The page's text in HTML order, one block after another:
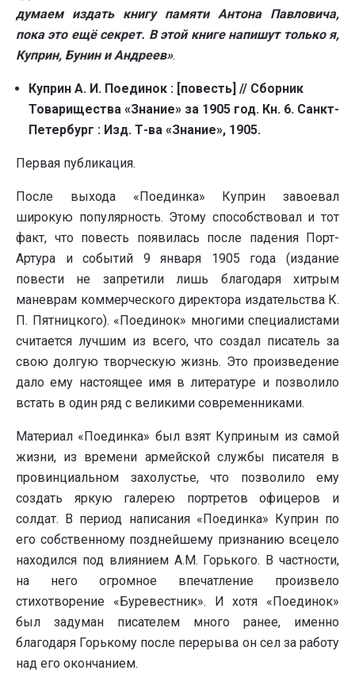
думаем издать книгу памяти Антона Павловича,
пока это ещё секрет. В этой книге напишут только я,
Куприн, Бунин и Андреев».
Куприн А. И. Поединок : [повесть] // Сборник
Товарищества «Знание» за 1905 год. Кн. 6. Санкт-
Петербург : Изд. Т-ва «Знание», 1905.
Первая публикация.
После выхода «Поединка» Куприн завоевал
широкую популярность. Этому способствовал и тот
факт, что повесть появилась после падения Порт-
Артура и событий 9 января 1905 года (издание
повести не запретили лишь благодаря хитрым
маневрам коммерческого директора издательства К.
П. Пятницкого). «Поединок» многими специалистами
считается лучшим из всего, что создал писатель за
свою долгую творческую жизнь. Это произведение
дало ему настоящее имя в литературе и позволило
встать в один ряд с великими современниками.
Материал «Поединка» был взят Куприным из самой
жизни, из времени армейской службы писателя в
провинциальном захолустье, что позволило ему
создать яркую галерею портретов офицеров и
солдат. В период написания «Поединка» Куприн по
его собственному позднейшему признанию всецело
находился под влиянием А.М. Горького. В частности,
на него огромное впечатление произвело
стихотворение «Буревестник». И хотя «Поединок»
был задуман писателем много ранее, именно
благодаря Горькому после перерыва он сел за работу
над его окончанием.